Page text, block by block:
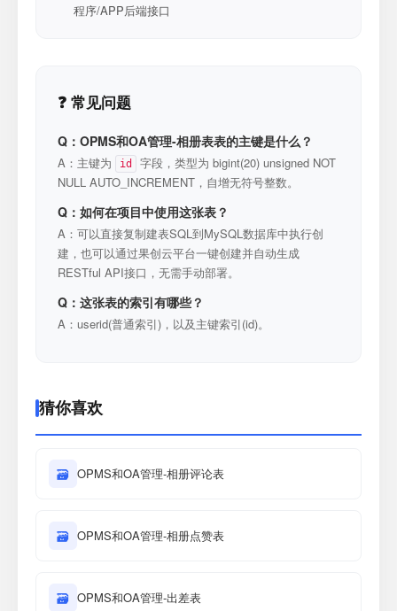
程序/APP后端接口
❓ 常见问题
Q：OPMS和OA管理-相册表表的主键是什么？
A：主键为 id
字段，类型为 bigint(20) unsigned NOT
NULL AUTO_INCREMENT，自增无符号整数。
Q：如何在项目中使用这张表？
A：可以直接复制建表SQL到MySQL数据库中执行创
建，也可以通过果创云平台一键创建并自动生成
RESTful API接口，无需手动部署。
Q：这张表的索引有哪些？
A：userid(普通索引)，以及主键索引(id)。
猜你喜欢
🗃 OPMS和OA管理-相册评论表
🗃 OPMS和OA管理-相册点赞表
🗃 OPMS和OA管理-出差表